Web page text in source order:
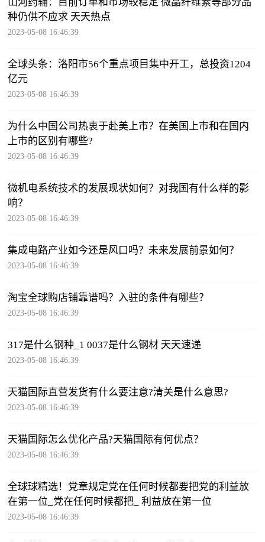
种仍供不应求 天天热点
2023-05-08 16:46:39
全球头条：洛阳市56个重点项目集中开工，总投资1204
亿元
2023-05-08 16:46:39
为什么中国公司热衷于赴美上市？在美国上市和在国内
上市的区别有哪些?
2023-05-08 16:46:39
微机电系统技术的发展现状如何？对我国有什么样的影
响？
2023-05-08 16:46:39
集成电路产业如今还是风口吗？未来发展前景如何？
2023-05-08 16:46:39
淘宝全球购店铺靠谱吗？入驻的条件有哪些？
2023-05-08 16:46:39
317是什么钢种_1 0037是什么钢材 天天速递
2023-05-08 16:46:39
天猫国际直营发货有什么要注意?清关是什么意思?
2023-05-08 16:46:39
天猫国际怎么优化产品?天猫国际有何优点？
2023-05-08 16:46:39
全球球精选！党章规定党在任何时候都要把党的利益放
在第一位_党在任何时候都把_ 利益放在第一位
2023-05-08 16:46:39